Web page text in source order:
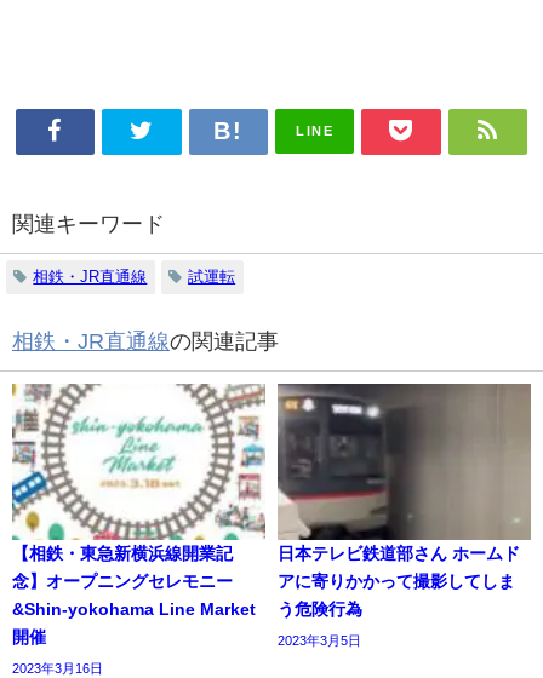
LINE
関連キーワード
相鉄・JR直通線 試運転
相鉄・JR直通線の関連記事
【相鉄・東急新横浜線開業記
念】オープニングセレモニー
&Shin-yokohama Line Market
開催
2023年3月16日
日本テレビ鉄道部さん ホームド
アに寄りかかって撮影してしま
う危険行為
2023年3月5日